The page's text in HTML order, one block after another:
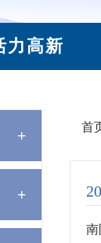
力高新
+
+
首
南